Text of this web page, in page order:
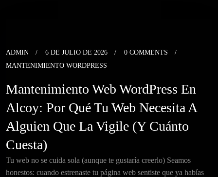
ADMIN 6 DE JULIO DE 2026
0 COMMENTS
MANTENIMIENTO WORDPRESS
Mantenimiento Web WordPress En
Alcoy: Por Qué Tu Web Necesita A
Alguien Que La Vigile (y Cuánto
Cuesta)
Tu web no se cuida sola (aunque te gustaría creerlo) Seamos
honestos: cuando estrenaste tu página web sentiste que ya habías